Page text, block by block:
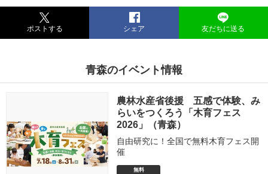
ポストする シェア 友だちに送る
青森のイベント情報
農林水産省後援 五感で体験、み
らいをつくろう「木育フェス
2026」（青森）
自由研究に！全国で無料木育フェス開
催
無料